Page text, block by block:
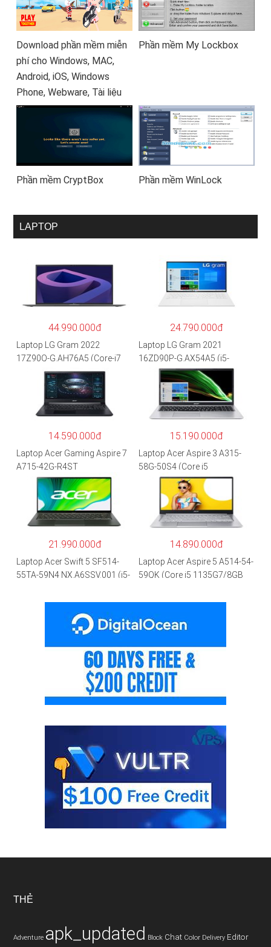
Download phần mềm miễn
phí cho Windows, MAC,
Android, iOS, Windows
Phone, Webware, Tài liệu
Phần mềm My Lockbox
Phần mềm CryptBox Phần mềm WinLock
LAPTOP
44.990.000đ
Laptop LG Gram 2022
17Z90Q-G.AH76A5 (Core-i7
1260P/16GB/512GB/17″
WQXGA/Win 11/Xám)
24.790.000đ
Laptop LG Gram 2021
16ZD90P-G.AX54A5 (i5-
1135G7/8GB RAM/512GB
SSD/16″WQXGA/Dos/Trắng)
14.590.000đ
Laptop Acer Gaming Aspire 7
A715-42G-R4ST
NH.QAYSV.004 (R5
5500U/8GB RAM/256GB
SSD/15.6″FHD IPS/GTX1650
4GB/Win10) – Hàng chính
15.190.000đ
Laptop Acer Aspire 3 A315-
58G-50S4 (Core i5
1135G7/8GB
RAM/512GB/15.6″FHD/MX35
0 2GB/Win 10/Bạc)
21.990.000đ
Laptop Acer Swift 5 SF514-
55TA-59N4 NX.A6SSV.001 (i5-
SSD/14″FHD_Touch/Win10/X
anh) – Hàng chính hãng
14.890.000đ
Laptop Acer Aspire 5 A514-54-
59QK (Core i5 1135G7/8GB
11/Vàng)
THẺ
Adventure apk_updated Block Chat Color Delivery Editor